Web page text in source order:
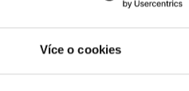
Více o cookies